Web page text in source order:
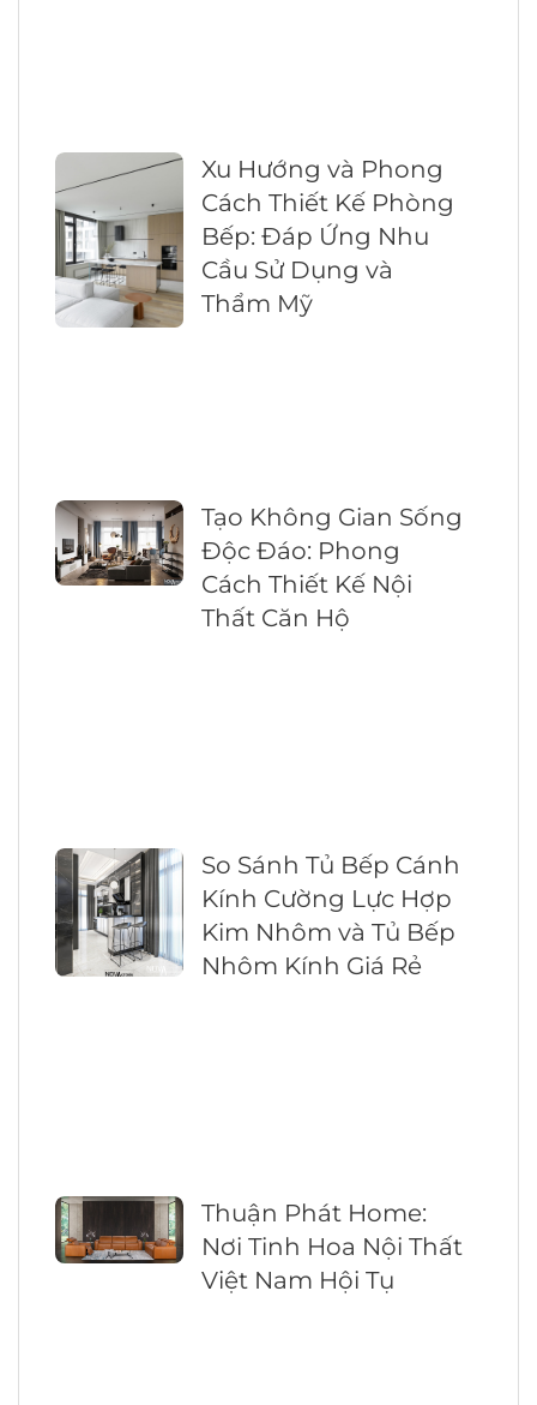
Xu Hướng và Phong
Cách Thiết Kế Phòng
Bếp: Đáp Ứng Nhu
Cầu Sử Dụng và
Thẩm Mỹ
Tạo Không Gian Sống
Độc Đáo: Phong
Cách Thiết Kế Nội
Thất Căn Hộ
So Sánh Tủ Bếp Cánh
Kính Cường Lực Hợp
Kim Nhôm và Tủ Bếp
Nhôm Kính Giá Rẻ
Thuận Phát Home:
Nơi Tinh Hoa Nội Thất
Việt Nam Hội Tụ